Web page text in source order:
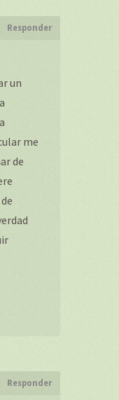
Responder
un
me
de
Responder